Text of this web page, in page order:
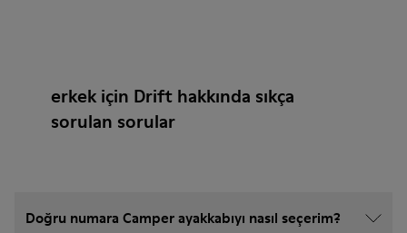
erkek için Drift hakkında sıkça
sorulan sorular
Doğru numara Camper ayakkabıyı nasıl seçerim?